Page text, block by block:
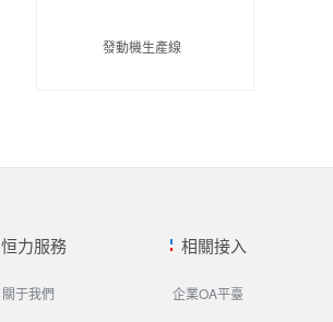
發動機生產線
恒力服務
關于我們
相關接入
企業OA平臺